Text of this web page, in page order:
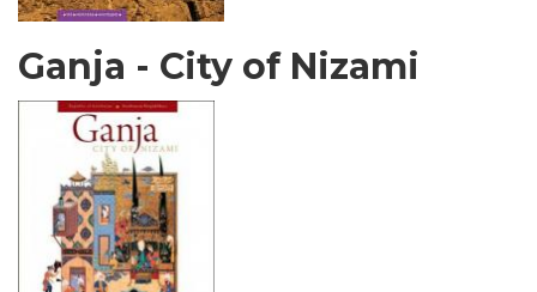
Ganja - City of Nizami